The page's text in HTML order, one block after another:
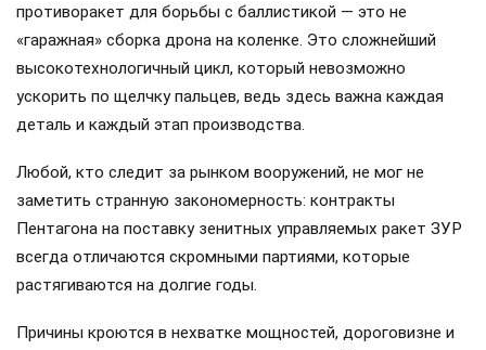
противоракет для борьбы с баллистикой — это не
«гаражная» сборка дрона на коленке. Это сложнейший
высокотехнологичный цикл, который невозможно
ускорить по щелчку пальцев, ведь здесь важна каждая
деталь и каждый этап производства.
Любой, кто следит за рынком вооружений, не мог не
заметить странную закономерность: контракты
Пентагона на поставку зенитных управляемых ракет ЗУР
всегда отличаются скромными партиями, которые
растягиваются на долгие годы.
Причины кроются в нехватке мощностей, дороговизне и